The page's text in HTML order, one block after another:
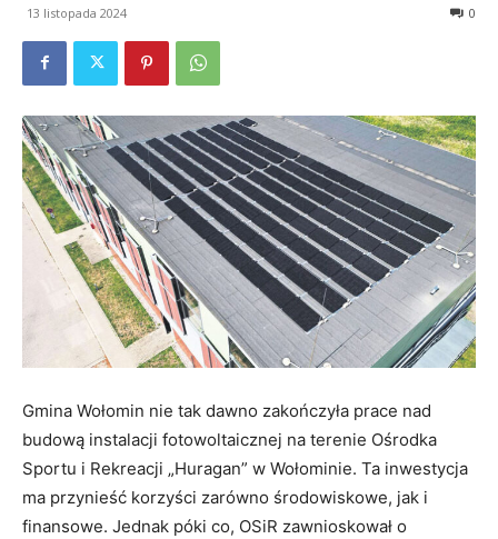
13 listopada 2024 0
Gmina Wołomin nie tak dawno zakończyła prace nad
budową instalacji fotowoltaicznej na terenie Ośrodka
Sportu i Rekreacji „Huragan” w Wołominie. Ta inwestycja
ma przynieść korzyści zarówno środowiskowe, jak i
finansowe. Jednak póki co, OSiR zawnioskował o